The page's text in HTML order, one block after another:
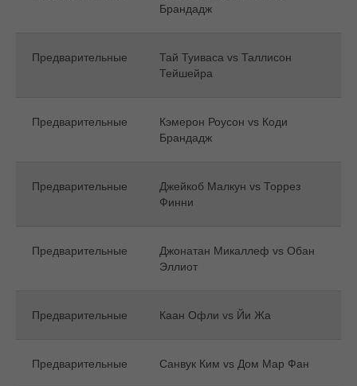
Брандадж
Предварительные
Тай Туиваса vs Таллисон
Тейшейра
Предварительные
Кэмерон Роусон vs Коди
Брандадж
Предварительные
Джейкоб Малкун vs Торрез
Финни
Предварительные
Джонатан Микаллеф vs Обан
Эллиот
Предварительные Каан Офли vs Йи Жа
Предварительные Санвук Ким vs Дом Мар Фан